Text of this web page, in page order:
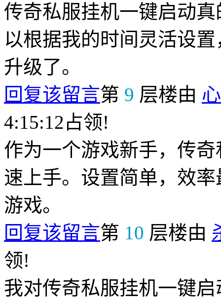
传奇私服挂机一键启动
以根据我的时间灵活设
升级了。
回复该留言第 9 层楼由
4:15:12占领!
作为一个游戏新手，传
速上手。设置简单，效
游戏。
回复该留言第 10 层楼由
领!
我对传奇私服挂机一键